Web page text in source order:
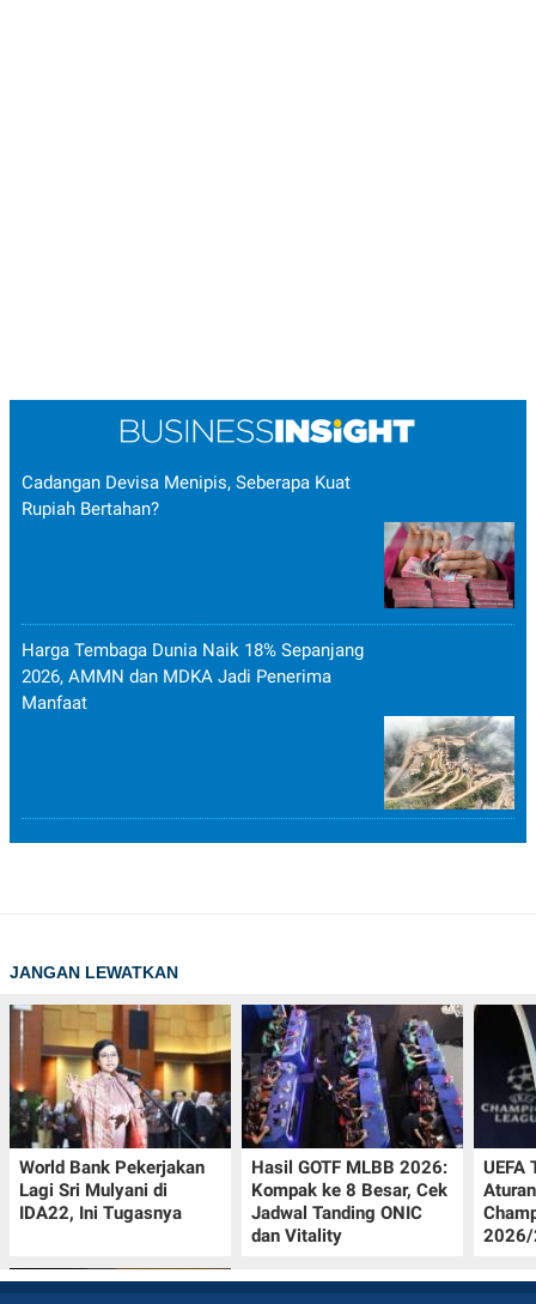
Cadangan Devisa Menipis, Seberapa Kuat
Rupiah Bertahan?
Harga Tembaga Dunia Naik 18% Sepanjang
2026, AMMN dan MDKA Jadi Penerima
Manfaat
JANGAN LEWATKAN
World Bank Pekerjakan
Lagi Sri Mulyani di
IDA22, Ini Tugasnya
Hasil GOTF MLBB 2026:
Kompak ke 8 Besar, Cek
Jadwal Tanding ONIC
dan Vitality
UEFA
2026/